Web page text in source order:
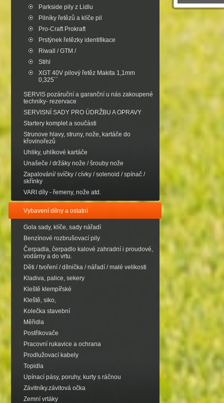
Parkside pily z Lidlu
Pilníky řetězů a klíče pil
Pro-Craft Prokraft
Prstýnek řetězky identifikace
Riwall / GTM /
Stihl
XGT 40V pilový řetěz Makita 1,1mm
0,325´´
SERVIS pozáruční a garanční u nás zakoupené
techniky- rezervace
SERVISNÍ SADY PRO ÚDRŽBU A OPRAVY
Startery komplet a součásti
Strunove hlavy, struny, nože, kartáče do
křovinořezů
Uhliky, uhlíkové kartáče
Unašeče / držáky nože / šrouby nože
Zapalování/ svíčky / cívky / solenoid / spínač /
skřínky
VARI díly - řemeny, nože atd.
Vybavení dílny a ostatní
Gola sady, klíče, sady nářadí
Benzínové rozbrušovací pily
Čerpadla, čerpadlo kalové zahradní i proudové,
vodárny a do vrtu.
Děti / tvoření / dílnička / nářadí / malé velikosti
Kladiva, palice, sekery
Kleště klempířské
Kleště, siko,
Kolečka stavební
Měřidla
Postřikovače
Pracovní rukavice a ochrana
Prodlužovací kabely
Topidla
Upínací pásy, poruhy, kurty s ráčnou
Závitníky.závitová očka
Zemní vrtáky